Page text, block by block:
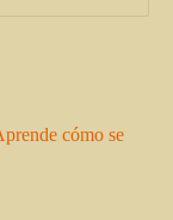
cómo se